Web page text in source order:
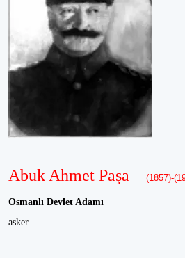
Abuk Ahmet Paşa (1857)-
Osmanlı Devlet Adamı
asker